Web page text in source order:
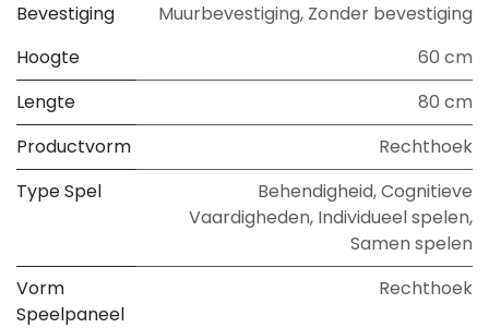
Bevestiging Muurbevestiging, Zonder bevestiging
Hoogte
60 cm
Lengte
80 cm
Productvorm
Rechthoek
Type Spel
Behendigheid,Cognitieve
Vaardigheden, Individueel spelen,
Samen spelen
Vorm
Speelpaneel
Rechthoek